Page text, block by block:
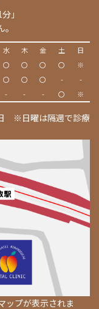
」
水 木 金 土
日
〇 〇 〇 〇
※
〇 〇 〇 -
-
- - - 〇 ※
※日曜は隔週で診療
ップが表示されま